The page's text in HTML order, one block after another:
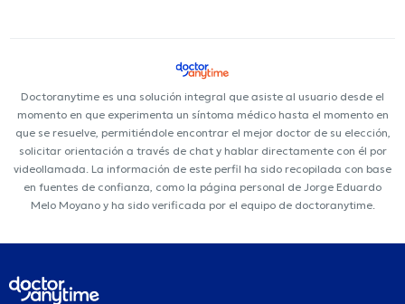
Doctoranytime es una solución integral que asiste al usuario desde el
momento en que experimenta un síntoma médico hasta el momento en
que se resuelve, permitiéndole encontrar el mejor doctor de su elección,
solicitar orientación a través de chat y hablar directamente con él por
videollamada. La información de este perfil ha sido recopilada con base
en fuentes de confianza, como la página personal de Jorge Eduardo
Melo Moyano y ha sido verificada por el equipo de doctoranytime.